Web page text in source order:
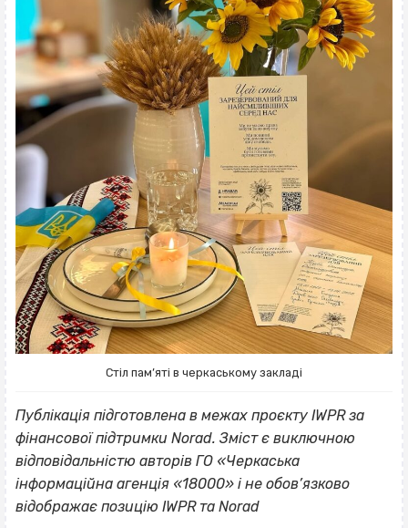
Стіл пам’яті в черкаському закладі
Публікація підготовлена в межах проєкту IWPR за
фінансової підтримки Norad. Зміст є виключною
відповідальністю авторів ГО «Черкаська
інформаційна агенція «18000» і не обов’язково
відображає позицію IWPR та Norad